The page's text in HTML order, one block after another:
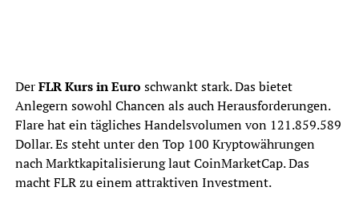
DerFLR Kurs in Euro schwankt stark. Das bietet
Anlegern sowohl Chancen als auch Herausforderungen.
Flare hat ein tägliches Handelsvolumen von 121.859.589
Dollar. Es steht unter den Top 100 Kryptowährungen
nach Marktkapitalisierung laut CoinMarketCap. Das
macht FLR zu einem attraktiven Investment.